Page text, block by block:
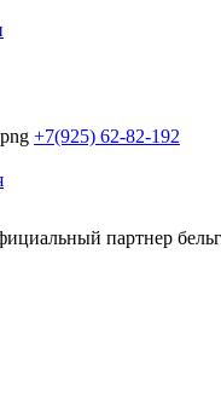
+7(925) 62-82-192
партнер